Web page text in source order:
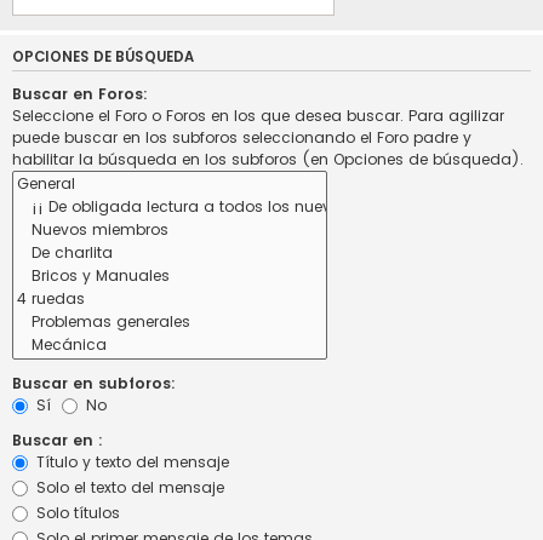
OPCIONES DE BÚSQUEDA
Buscar en Foros:
Seleccione el Foro o Foros en los que desea buscar. Para agilizar
puede buscar en los subforos seleccionando el Foro padre y
habilitar la búsqueda en los subforos (en Opciones de búsqueda).
Buscar en subforos:
Sí
No
Buscar en :
Título y texto del mensaje
Solo el texto del mensaje
Solo títulos